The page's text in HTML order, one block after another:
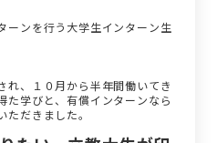
ーンを行う大学生インターン生
れ、１０月から半年間働いてき
た学びと、有償インターンなら
だきました。